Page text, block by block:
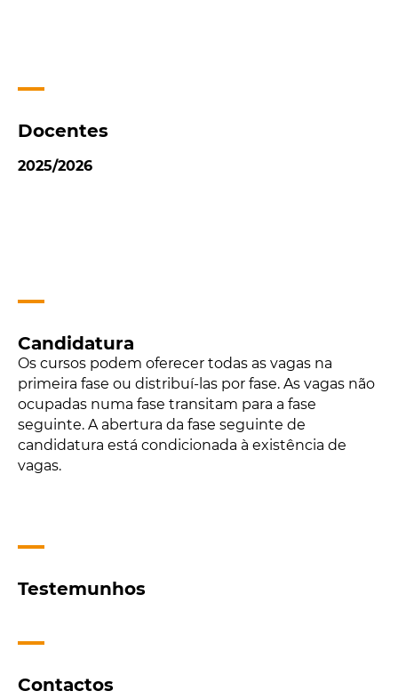
Docentes
2025/2026
Candidatura
Os cursos podem oferecer todas as vagas na
primeira fase ou distribuí-las por fase. As vagas não
ocupadas numa fase transitam para a fase
seguinte. A abertura da fase seguinte de
candidatura está condicionada à existência de
vagas.
Testemunhos
Contactos